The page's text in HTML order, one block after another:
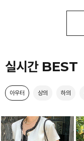
실시간 BEST
아우터 상의 하의